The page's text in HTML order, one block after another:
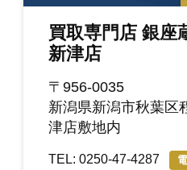
買取専門店 銀座
新津店
〒956-0035
新潟県新潟市秋葉区
津店敷地内
TEL: 0250-47-4287